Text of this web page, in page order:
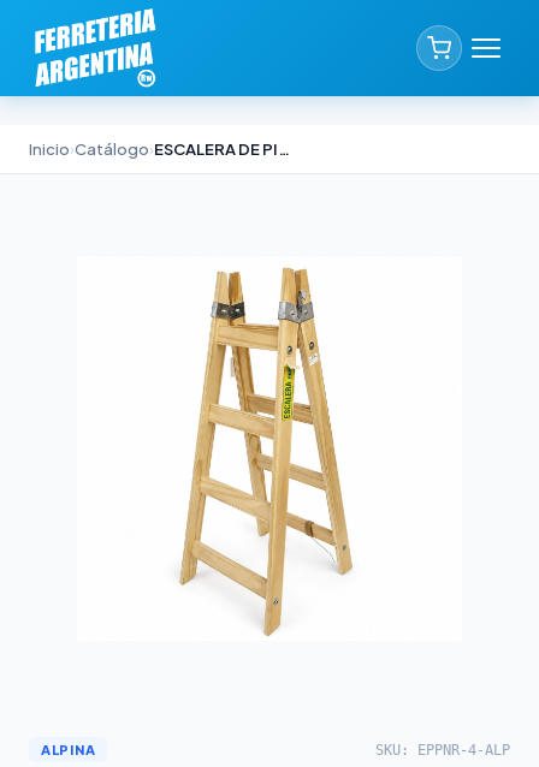
Inicio›Catálogo› ESCALERA DE PINTOR ALPINA PINO NACIONAL 1,20M PRO
ALPINA SKU: EPPNR-4-ALP